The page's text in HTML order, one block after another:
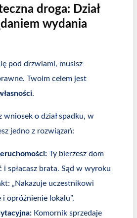
droga: Dział
wydania
pod drzwiami, musisz
Twoim celem jest
.
wniosek o dział spadku, w
jedno z rozwiązań:
Ty bierzesz dom
i spłacasz brata. Sąd w wyroku
„Nakazuje uczestnikowi
i opróżnienie lokalu”.
Komornik sprzedaje